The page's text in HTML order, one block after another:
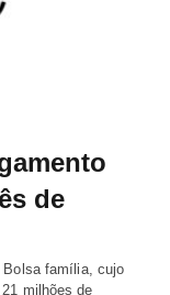
de
Bolsa família, cujo
milhões de